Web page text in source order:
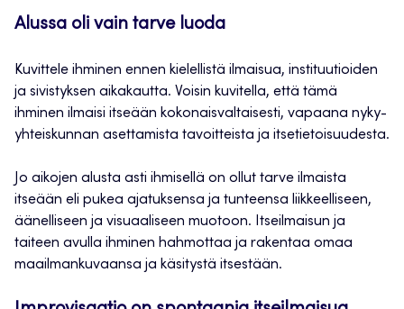
Alussa oli vain tarve luoda
Kuvittele ihminen ennen kielellistä ilmaisua, instituutioiden
ja sivistyksen aikakautta. Voisin kuvitella, että tämä
ihminen ilmaisi itseään kokonaisvaltaisesti, vapaana nyky-
yhteiskunnan asettamista tavoitteista ja itsetietoisuudesta.
Jo aikojen alusta asti ihmisellä on ollut tarve ilmaista
itseään eli pukea ajatuksensa ja tunteensa liikkeelliseen,
äänelliseen ja visuaaliseen muotoon. Itseilmaisun ja
taiteen avulla ihminen hahmottaa ja rakentaa omaa
maailmankuvaansa ja käsitystä itsestään.